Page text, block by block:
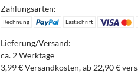
Zahlungsarten:
Rechnung Lastschrift
Lieferung/Versand:
ca. 2 Werktage
3,99 € Versandkosten, ab 22,90 €